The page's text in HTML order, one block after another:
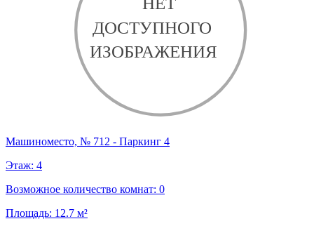
Машиноместо, № 712 - Паркинг 4
Этаж: 4
Возможное количество комнат: 0
Площадь: 12.7 м²